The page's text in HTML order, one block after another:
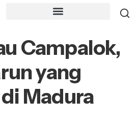
Campalok,
yang
Madura